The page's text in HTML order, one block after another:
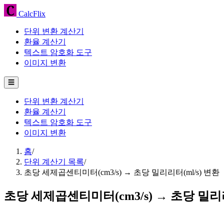
CalcFlix
단위 변환 계산기
환율 계산기
텍스트 암호화 도구
이미지 변환
☰
단위 변환 계산기
환율 계산기
텍스트 암호화 도구
이미지 변환
홈/
단위 계산기 목록/
초당 세제곱센티미터(cm3/s) → 초당 밀리리터(ml/s) 변환
초당 세제곱센티미터(cm3/s) → 초당 밀